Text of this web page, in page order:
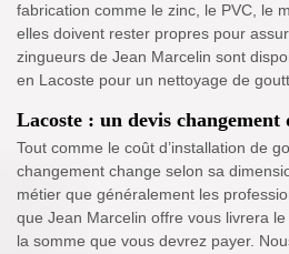
fabrication comme le zinc, le PVC, le
elles doivent rester propres pour
zingueurs de Jean Marcelin sont
en Lacoste pour un nettoyage de
Lacoste : un devis changement
Tout comme le coût d’installation de
changement change selon sa
métier que généralement les
que Jean Marcelin offre vous livrera
la somme que vous devrez payer.